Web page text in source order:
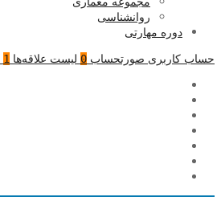
روانشناسی
دوره مهارتی
حساب کاربری صورتحساب 0 لیست علاقه‌ها 1